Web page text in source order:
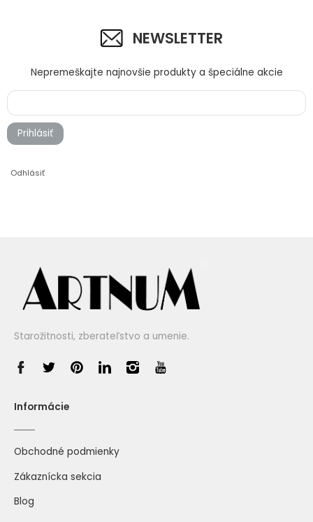
NEWSLETTER
Nepremeškajte najnovšie produkty a špeciálne akcie
Prihlásiť
Odhlásiť
Starožitnosti, zberateľstvo a umenie.
Informácie
Obchodné podmienky
Zákaznícka sekcia
Blog